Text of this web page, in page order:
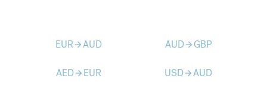
EURarrow_forwardAUD AUDarrow_forward GBP
AEDarrow_forward EUR USDarrow_forwardAUD